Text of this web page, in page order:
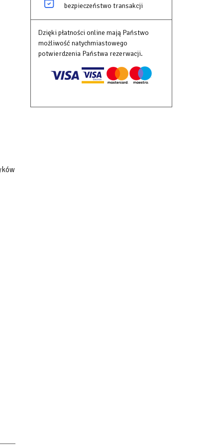
bezpieczeństwo transakcji
Dzięki płatności online mają Państwo
możliwość natychmiastowego
potwierdzenia Państwa rezerwacji.